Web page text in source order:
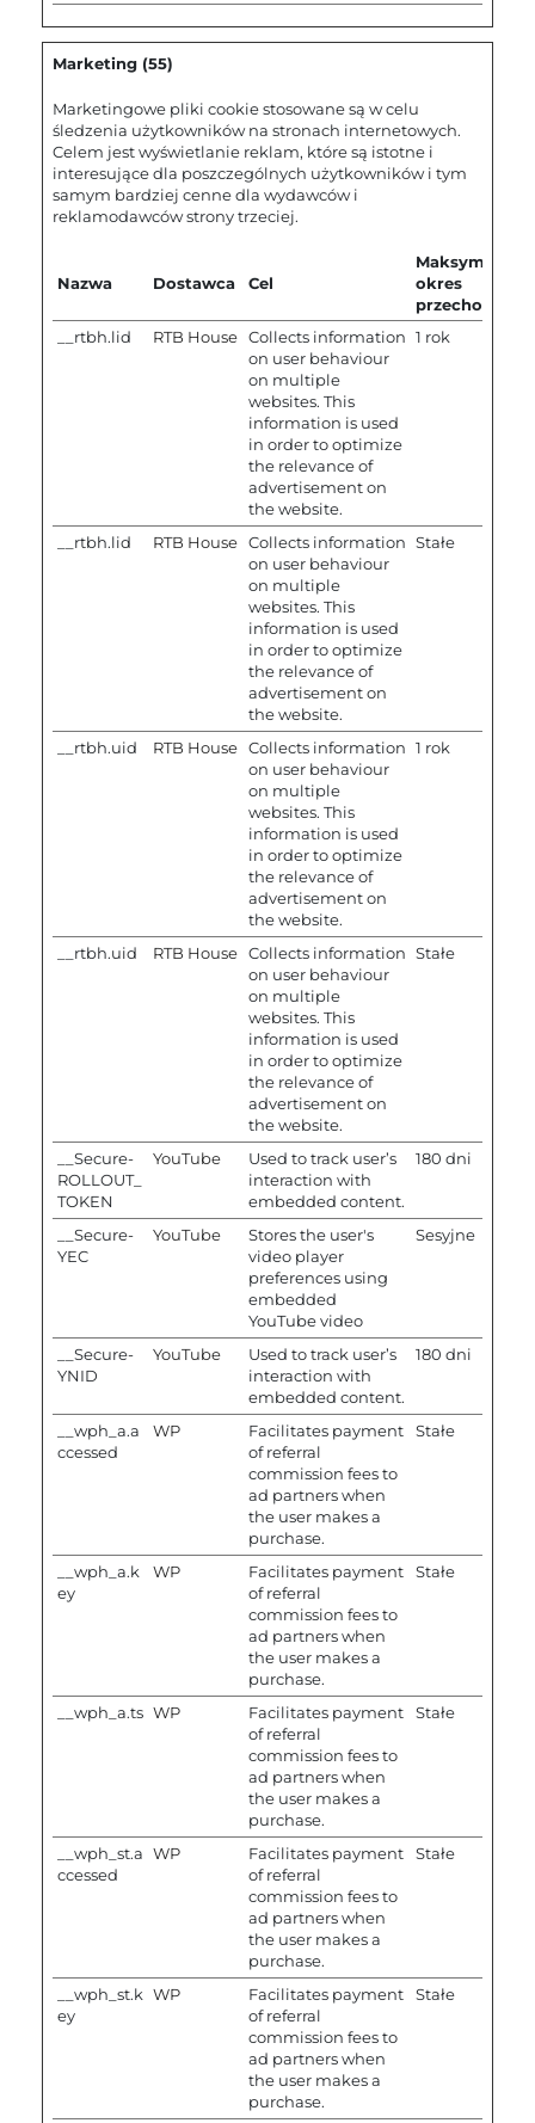
Marketing (55)
Marketingowe pliki cookie stosowane są w celu
śledzenia użytkowników na stronach internetowych.
Celem jest wyświetlanie reklam, które są istotne i
interesujące dla poszczególnych użytkowników i tym
samym bardziej cenne dla wydawców i
reklamodawców strony trzeciej.
Nazwa Dostawca Cel
Maksymalny
okres
__rtbh.lid
RTB House Collects information
on user behaviour
on multiple
websites. This
information is used
in order to optimize
the relevance of
advertisement on
the website.
1 rok
__rtbh.lid RTB House Collects information
on user behaviour
on multiple
websites. This
information is used
in order to optimize
the relevance of
advertisement on
the website.
Stałe
__rtbh.uid RTB House Collects information
on user behaviour
on multiple
websites. This
information is used
in order to optimize
the relevance of
advertisement on
the website.
1 rok
__rtbh.uid RTB House Collects information
on user behaviour
on multiple
websites. This
information is used
in order to optimize
the relevance of
advertisement on
the website.
Stałe
__Secure-
ROLLOUT_
TOKEN
YouTube
Used to track user’s
interaction with
embedded content.
180 dni
__Secure-
YEC
YouTube
Stores the user's
video player
preferences using
embedded
YouTube video
Sesyjne
__Secure-
YNID
YouTube
Used to track user’s
interaction with
embedded content.
180 dni
__wph_a.a
ccessed
WP
Facilitates payment
of referral
commission fees to
ad partners when
the user makes a
purchase.
Stałe
__wph_a.k
ey
WP
Facilitates payment
of referral
commission fees to
ad partners when
the user makes a
purchase.
Stałe
__wph_a.ts WP
Facilitates payment
of referral
commission fees to
ad partners when
the user makes a
purchase.
Stałe
__wph_st.a
ccessed
WP
Facilitates payment
of referral
commission fees to
ad partners when
the user makes a
purchase.
Stałe
__wph_st.k
ey
WP
Facilitates payment
of referral
commission fees to
ad partners when
the user makes a
purchase.
Stałe